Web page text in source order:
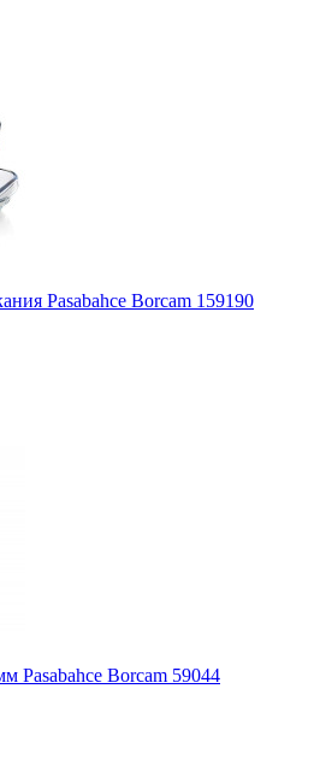
Pasabahce Borcam 159190
Pasabahce Borcam 59044